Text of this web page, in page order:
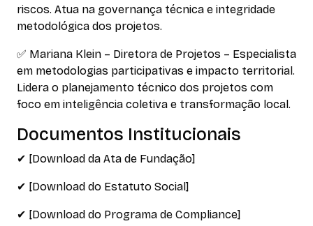
riscos. Atua na governança técnica e integridade
metodológica dos projetos.
✅ Mariana Klein – Diretora de Projetos – Especialista
em metodologias participativas e impacto territorial.
Lidera o planejamento técnico dos projetos com
foco em inteligência coletiva e transformação local.
Documentos Institucionais
✔ [Download da Ata de Fundação]
✔ [Download do Estatuto Social]
✔ [Download do Programa de Compliance]